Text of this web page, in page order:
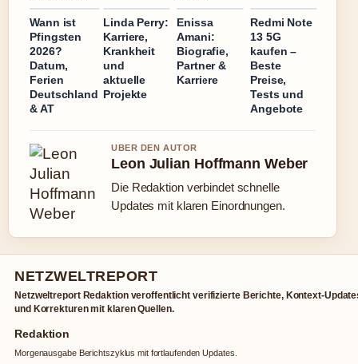
Wann ist
Pfingsten
2026?
Datum,
Ferien
Deutschland
& AT
Linda Perry:
Karriere,
Krankheit
und
aktuelle
Projekte
Enissa
Amani:
Biografie,
Partner &
Karriere
Redmi Note
13 5G
kaufen –
Beste
Preise,
Tests und
Angebote
UBER DEN AUTOR
Leon Julian Hoffmann Weber
Die Redaktion verbindet schnelle
Updates mit klaren Einordnungen.
NETZWELTREPORT
Netzweltreport Redaktion veroffentlicht verifizierte Berichte, Kontext-
und Korrekturen mit klaren Quellen.
Redaktion
Morgenausgabe Berichtszyklus mit fortlaufenden Updates.